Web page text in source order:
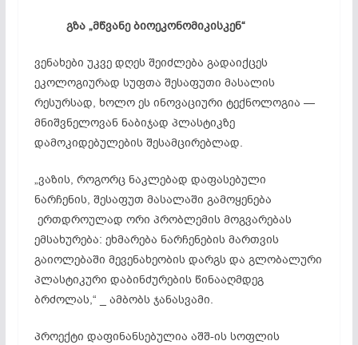
გზა„მწვანე ბიოეკონომიკისკენ“
ვენახები უკვე დღეს შეიძლება გადაიქცეს
ეკოლოგიურად სუფთა შესაფუთი მასალის
რესურსად, ხოლო ეს ინოვაციური ტექნოლოგია —
მნიშვნელოვან ნაბიჯად პლასტიკზე
დამოკიდებულების შესამცირებლად.
„ვაზის, როგორც ნაკლებად დაფასებული
ნარჩენის, შესაფუთ მასალაში გამოყენება
ერთდროულად ორი პრობლემის მოგვარებას
ემსახურება: ეხმარება ნარჩენების მართვის
გაიოლებაში მევენახეობის დარგს და გლობალური
პლასტიკური დაბინძურების წინააღმდეგ
ბრძოლას,“ _ ამბობს ჯანასვამი.
პროექტი დაფინანსებულია აშშ-ის სოფლის